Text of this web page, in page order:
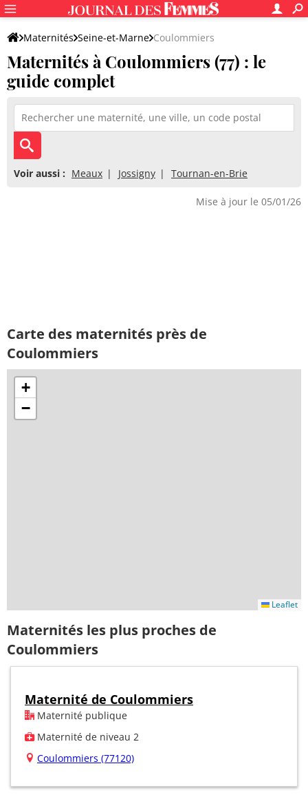
Maternités Seine-et-Marne Coulommiers
Maternités à Coulommiers (77) : le
guide complet
Voir aussi : Meaux Jossigny Tournan-en-Brie
Mise à jour le 05/01/26
Carte des maternités près de
Coulommiers
+
−
Leaflet
Maternités les plus proches de
Coulommiers
Maternité de Coulommiers
Maternité publique
Maternité de niveau 2
Coulommiers (77120)